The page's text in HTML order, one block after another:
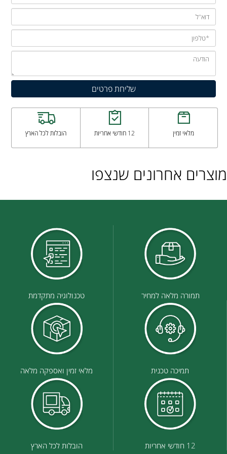
מלאי זמין 12 חודשי אחריות הובלות לכל הארץ
מוצרים אחרונים שנצפו
תמורה מלאה למחיר טכנולוגיה מתקדמת
תמיכה טכנית מלאי זמין ואספקה מלאה
12 חודשי אחריות הובלות לכל הארץ